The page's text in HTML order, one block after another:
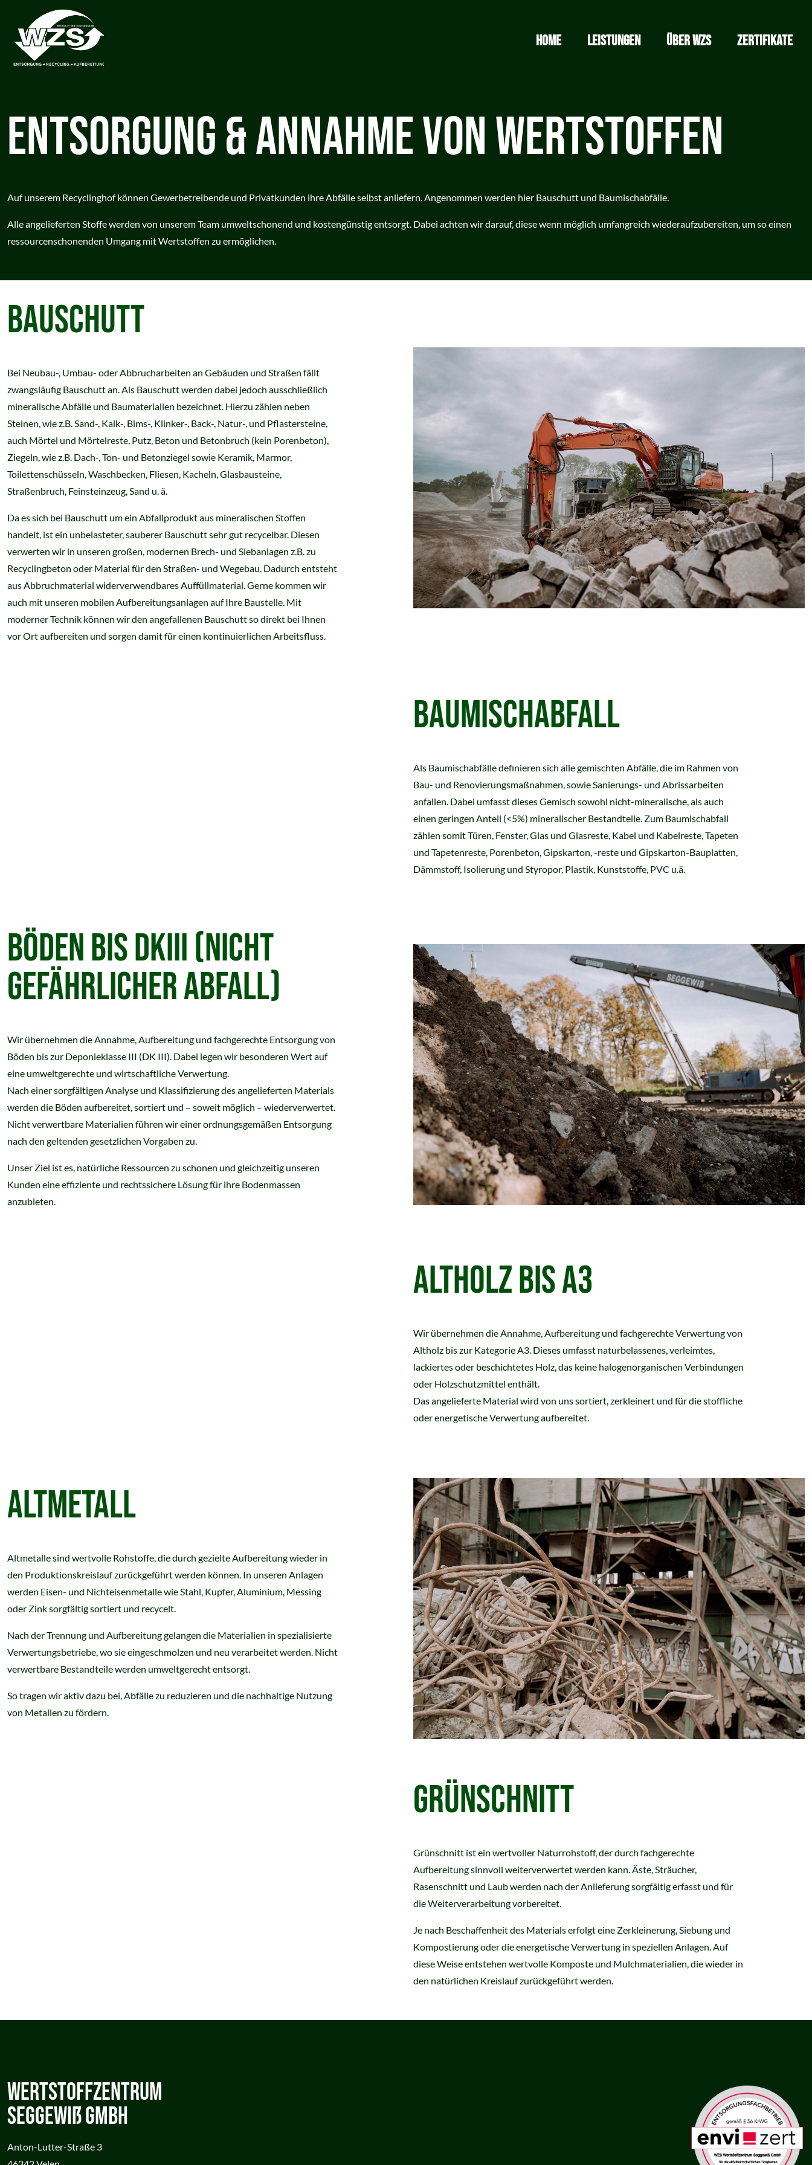
HOME LEISTUNGEN ÜBER WZS ZERTIFIKATE
ENTSORGUNG & ANNAHME VON WERTSTOFFEN
Auf unserem Recyclinghof können Gewerbetreibende und Privatkunden ihre Abfälle selbst anliefern. Angenommen werden hier Bauschutt und Baumischabfälle.
Alle angelieferten Stoffe werden von unserem Team umweltschonend und kostengünstig entsorgt. Dabei achten wir darauf, diese wenn möglich umfangreich wiederaufzubereiten, um so einen
ressourcenschonenden Umgang mit Wertstoffen zu ermöglichen.
BAUSCHUTT
Bei Neubau-, Umbau- oder Abbrucharbeiten an Gebäuden und Straßen fällt
zwangsläufig Bauschutt an. Als Bauschutt werden dabei jedoch ausschließlich
mineralische Abfälle und Baumaterialien bezeichnet. Hierzu zählen neben
Steinen, wie z.B. Sand-, Kalk-, Bims-, Klinker-, Back-, Natur-, und Pflastersteine,
auch Mörtel und Mörtelreste, Putz, Beton und Betonbruch (kein Porenbeton),
Ziegeln, wie z.B. Dach-, Ton- und Betonziegel sowie Keramik, Marmor,
Toilettenschüsseln, Waschbecken, Fliesen, Kacheln, Glasbausteine,
Straßenbruch, Feinsteinzeug, Sand u. ä.
Da es sich bei Bauschutt um ein Abfallprodukt aus mineralischen Stoffen
handelt, ist ein unbelasteter, sauberer Bauschutt sehr gut recycelbar. Diesen
verwerten wir in unseren großen, modernen Brech- und Siebanlagen z.B. zu
Recyclingbeton oder Material für den Straßen- und Wegebau. Dadurch entsteht
aus Abbruchmaterial widerverwendbares Auffüllmaterial. Gerne kommen wir
auch mit unseren mobilen Aufbereitungsanlagen auf Ihre Baustelle. Mit
moderner Technik können wir den angefallenen Bauschutt so direkt bei Ihnen
vor Ort aufbereiten und sorgen damit für einen kontinuierlichen Arbeitsfluss.
BAUMISCHABFALL
Als Baumischabfälle definieren sich alle gemischten Abfälle, die im Rahmen von
Bau- und Renovierungsmaßnahmen, sowie Sanierungs- und Abrissarbeiten
anfallen. Dabei umfasst dieses Gemisch sowohl nicht-mineralische, als auch
einen geringen Anteil (<5%) mineralischer Bestandteile. Zum Baumischabfall
zählen somit Türen, Fenster, Glas und Glasreste, Kabel und Kabelreste, Tapeten
und Tapetenreste, Porenbeton, Gipskarton, -reste und Gipskarton-Bauplatten,
Dämmstoff, Isolierung und Styropor, Plastik, Kunststoffe, PVC u.ä.
BÖDEN BIS DKIII (NICHT
GEFÄHRLICHER ABFALL)
Wir übernehmen die Annahme, Aufbereitung und fachgerechte Entsorgung von
Böden bis zur Deponieklasse III (DK III). Dabei legen wir besonderen Wert auf
eine umweltgerechte und wirtschaftliche Verwertung.
Nach einer sorgfältigen Analyse und Klassifizierung des angelieferten Materials
werden die Böden aufbereitet, sortiert und – soweit möglich – wiederverwertet.
Nicht verwertbare Materialien führen wir einer ordnungsgemäßen Entsorgung
nach den geltenden gesetzlichen Vorgaben zu.
Unser Ziel ist es, natürliche Ressourcen zu schonen und gleichzeitig unseren
Kunden eine effiziente und rechtssichere Lösung für ihre Bodenmassen
anzubieten.
ALTHOLZ BIS A3
Wir übernehmen die Annahme, Aufbereitung und fachgerechte Verwertung von
Altholz bis zur Kategorie A3. Dieses umfasst naturbelassenes, verleimtes,
lackiertes oder beschichtetes Holz, das keine halogenorganischen Verbindungen
oder Holzschutzmittel enthält.
Das angelieferte Material wird von uns sortiert, zerkleinert und für die stoffliche
oder energetische Verwertung aufbereitet.
ALTMETALL
Altmetalle sind wertvolle Rohstoffe, die durch gezielte Aufbereitung wieder in
den Produktionskreislauf zurückgeführt werden können. In unseren Anlagen
werden Eisen- und Nichteisenmetalle wie Stahl, Kupfer, Aluminium, Messing
oder Zink sorgfältig sortiert und recycelt.
Nach der Trennung und Aufbereitung gelangen die Materialien in spezialisierte
Verwertungsbetriebe, wo sie eingeschmolzen und neu verarbeitet werden. Nicht
verwertbare Bestandteile werden umweltgerecht entsorgt.
So tragen wir aktiv dazu bei, Abfälle zu reduzieren und die nachhaltige Nutzung
von Metallen zu fördern.
GRÜNSCHNITT
Grünschnitt ist ein wertvoller Naturrohstoff, der durch fachgerechte
Aufbereitung sinnvoll weiterverwertet werden kann. Äste, Sträucher,
Rasenschnitt und Laub werden nach der Anlieferung sorgfältig erfasst und für
die Weiterverarbeitung vorbereitet.
Je nach Beschaffenheit des Materials erfolgt eine Zerkleinerung, Siebung und
Kompostierung oder die energetische Verwertung in speziellen Anlagen. Auf
diese Weise entstehen wertvolle Komposte und Mulchmaterialien, die wieder in
den natürlichen Kreislauf zurückgeführt werden.
Wertstoffzentrum
Seggewiß GmbH
Anton-Lutter-Straße 3